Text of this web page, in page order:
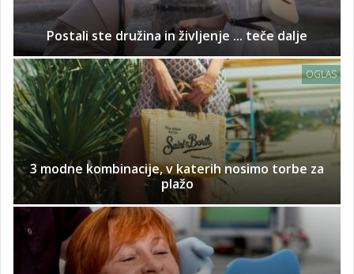
Postali ste družina in življenje ... teče dalje
OGLAS
3 modne kombinacije, v katerih nosimo torbe za
plažo